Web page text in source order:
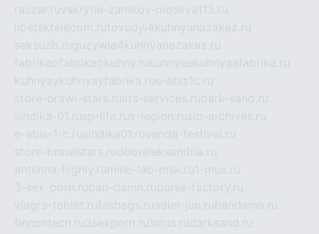
raszar.ruvskrytie-zamkov-moskva113.ru
lipetsktelecom.rutovudyi4kuhnyanazakaz.ru
seksuzb.ruguzywia4kuhnyanazakaz.ru
fabrikaofabrikaokuhny.rukuhnyaekuhnyaafabrika.ru
kuhnyaykuhnyayfabrika.rue-abis1c.ru
store-brawl-stars.rukts-services.rudark-sand.ru
sindika-01.rusp-life.rux-legion.rusib-archives.ru
e-abis-1-c.rusindika01.ruvenda-festival.ru
store-brawlstars.rudooraleksandria.ru
antenna-highly.ru mine-lab-msk.ru1-mus.ru
3-sex-porn.ruban-damn.rupurse-factory.ru
viagra-tablet.rufasbags.ruadler-jun.rubandamn.ru
fincontech.ru3sexporn.ru1mus.rudarksand.ru